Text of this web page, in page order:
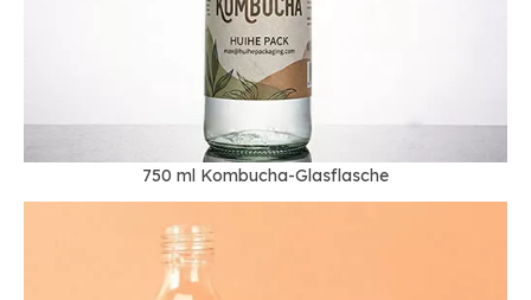
750 ml Kombucha-Glasflasche